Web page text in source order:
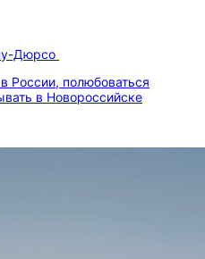
Дюрсо
России, полюбоваться
в Новороссийске